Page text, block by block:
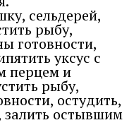
сельдерей,
рыбу,
готовности,
уксус с
перцем и
рыбу,
остудить,
залить остывшим